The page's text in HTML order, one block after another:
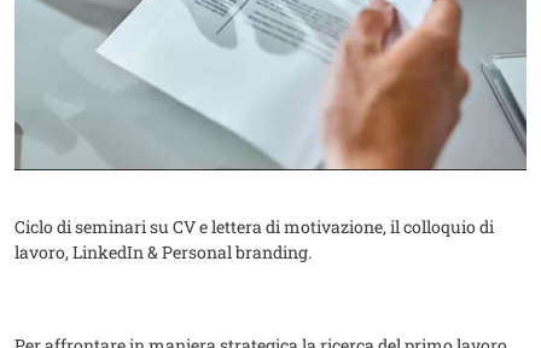
Ciclo di seminari su CV e lettera di motivazione, il colloquio di
lavoro, LinkedIn & Personal branding.